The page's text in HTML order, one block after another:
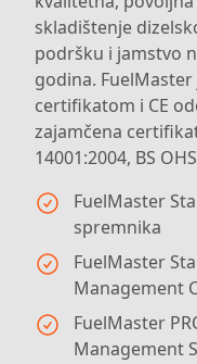
skladištenje
podršku i jamstvo
godina.
certifikatom i CE
zajamčena
14001:2004, BS
FuelMaster
spremnika
FuelMaster
Management
FuelMaster
Management